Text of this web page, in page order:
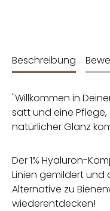
Beschreibung
"Willkommen in
satt und eine
natürlicher Glanz
Der 1% Hyaluron-
Linien gemildert
Alternative zu
wiederentdecken!